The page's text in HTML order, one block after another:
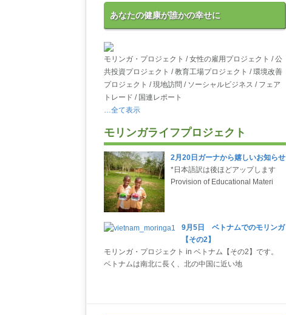
あなたの健康が誰かの幸せに
モリンガ・プロジェクト / 女性の雇用プロジェクト / 公
共投資プロジェクト / 教育工場プロジェクト / 環境改善
プロジェクト / 現地訪問 / ソーシャルビジネス / フェア
トレード / 国連レポート
…全て表示
モリンガライフプロジェクト
2月20日ガーナから嬉しいお知らせ
*日本語訳は後ほどアップします
Provision of Educational Materi
9月5日 ベトナムでのモリンガ
【その2】
モリンガ・プロジェクト in ベトナム【その2】です。
ベトナムは南北に長く、北の中国に近い地